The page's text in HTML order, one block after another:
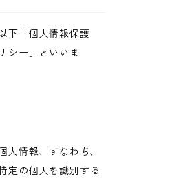
下「個人情報保護
シー」といいま
情報、すなわち、
定の個人を識別する